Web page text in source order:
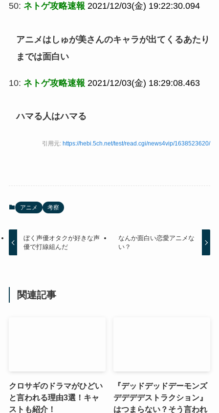
50: ネトゲ攻略速報 2021/12/03(金) 19:22:30.094
アニメはしゅが美さんのキャラが出てくるあたり
までは面白い
10: ネトゲ攻略速報 2021/12/03(金) 18:29:08.463
ハマる人はハマる
引用元: https://hebi.5ch.net/test/read.cgi/news4vip/1638523620/
アニメ 考察
ぼく声優オタクが好きな声
優で打線組んだ
なんか面白い恋愛アニメな
い？
関連記事
クロサギのドラマがひどい
と言われる理由3選！キャ
ストも紹介！
『デッドデッドデーモンズ
デデデデストラクション』
はつまらない？そう言われ